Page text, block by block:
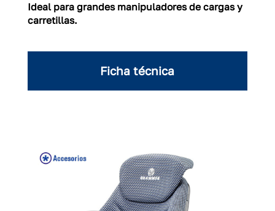
Ideal para grandes manipuladores de cargas y
carretillas.
Ficha técnica